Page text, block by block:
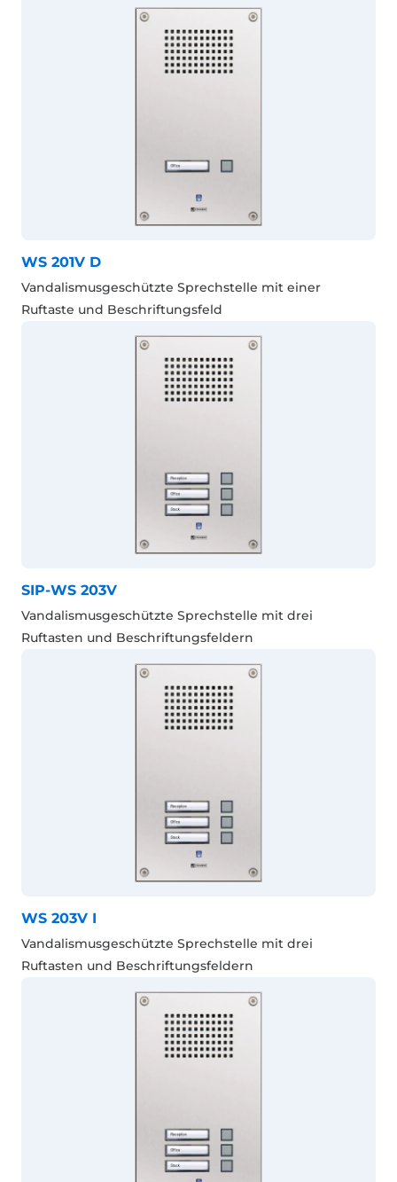
WS 201V D
Vandalismusgeschützte Sprechstelle mit einer
Ruftaste und Beschriftungsfeld
SIP-WS 203V
Vandalismusgeschützte Sprechstelle mit drei
Ruftasten und Beschriftungsfeldern
WS 203V I
Vandalismusgeschützte Sprechstelle mit drei
Ruftasten und Beschriftungsfeldern